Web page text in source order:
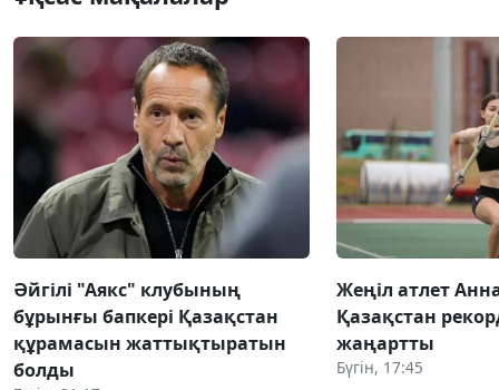
Әйгілі "Аякс" клубының
бұрынғы бапкері Қазақстан
құрамасын жаттықтыратын
болды
Жеңіл атлет
Қазақстан
жаңартты
Бүгін, 17:45